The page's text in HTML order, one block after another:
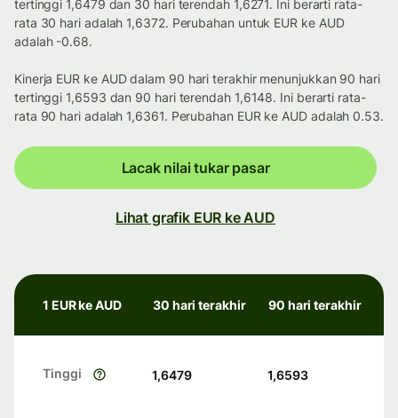
tertinggi 1,6479 dan 30 hari terendah 1,6271. Ini berarti rata-
rata 30 hari adalah 1,6372. Perubahan untuk EUR ke AUD
adalah -0.68.
Kinerja EUR ke AUD dalam 90 hari terakhir menunjukkan 90 hari
tertinggi 1,6593 dan 90 hari terendah 1,6148. Ini berarti rata-
rata 90 hari adalah 1,6361. Perubahan EUR ke AUD adalah 0.53.
Lacak nilai tukar pasar
Lihat grafik EUR ke AUD
1 EUR ke AUD 30 hari terakhir 90 hari terakhir
Tinggi 1,6479 1,6593